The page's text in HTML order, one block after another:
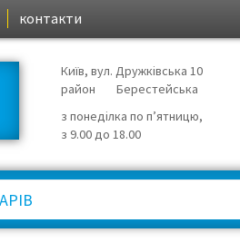
контакти
Київ, вул. Дружківська 10
район
Берестейська
з понеділка по п’ятницю,
з 9.00 до 18.00